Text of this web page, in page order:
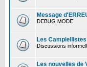
Message
DEBUG MODE
Les
Discussions
Les nouvelles de